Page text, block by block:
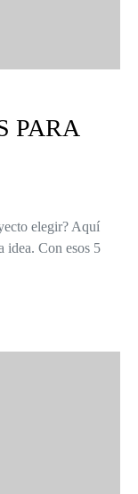
PARA
elegir? Aquí
idea. Con esos 5